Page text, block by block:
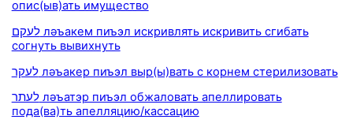
опис(ыв)ать имущество
לעקם ләъакем пиъэл искривлять искривить сгибать
согнуть вывихнуть
לעקר ләъакер пиъэл выр(ы)вать с корнем стерилизовать
לעתר ләъатэр пиъэл обжаловать апеллировать
пода(ва)ть апелляцию/кассацию